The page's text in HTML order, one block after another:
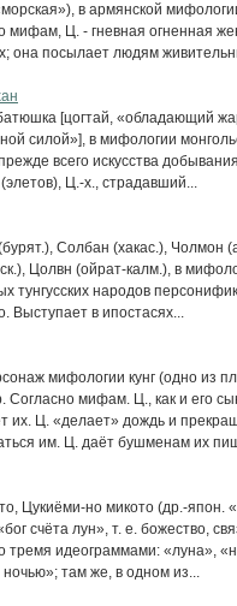
в армянской
мифам, Ц. - гневная огненная
она посылает людям
[цогтай, «обладающий
силой»], в мифологии
всего искусства
Ц.-х., страдавший...
Солбан (хакас.), Чолмон
Цолвн (ойрат-калм.), в
тунгусских народов
Выступает в ипостасях...
мифологии кунг (одно из
Согласно мифам. Ц., как и его
их. Ц. «делает» дождь и
им. Ц. даёт бушменам их
Цукиёми-но микото (др.-япон.
счёта лун», т. е. божество,
тремя идеограммами: «луна»,
там же, в одном из...